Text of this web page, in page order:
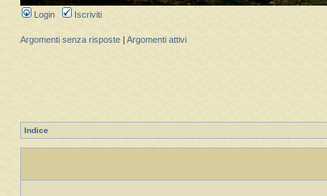
Login Iscriviti
Argomenti senza risposte Argomenti attivi
Indice